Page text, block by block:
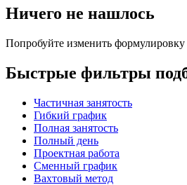
Ничего не нашлось
Попробуйте изменить
Быстрые фильтры
Частичная занятость
Гибкий график
Полная занятость
Полный день
Проектная работа
Сменный график
Вахтовый метод